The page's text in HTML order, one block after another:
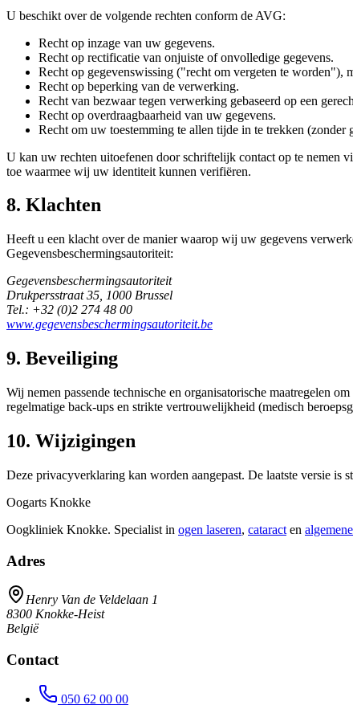
U beschikt over de volgende rechten conform de AVG:
Recht op inzage van uw gegevens.
Recht op rectificatie van onjuiste of onvolledige gegevens.
Recht op gegevenswissing ("recht om vergeten te worden"),
Recht op beperking van de verwerking.
Recht van bezwaar tegen verwerking gebaseerd op een
Recht op overdraagbaarheid van uw gegevens.
Recht om uw toestemming te allen tijde in te trekken
U kan uw rechten uitoefenen door schriftelijk contact op te nemen
toe waarmee wij uw identiteit kunnen verifiëren.
8. Klachten
Heeft u een klacht over de manier waarop wij uw gegevens
Gegevensbeschermingsautoriteit:
Gegevensbeschermingsautoriteit
Drukpersstraat 35, 1000 Brussel
Tel.: +32 (0)2 274 48 00
www.gegevensbeschermingsautoriteit.be
9. Beveiliging
Wij nemen passende technische en organisatorische maatregelen
regelmatige back-ups en strikte vertrouwelijkheid (medisch
10. Wijzigingen
Deze privacyverklaring kan worden aangepast. De laatste versie is
Oogarts Knokke
Oogkliniek Knokke. Specialist in ogen laseren, cataract en
Adres
Henry Van de Veldelaan 1
8300 Knokke-Heist
België
Contact
050 62 00 00